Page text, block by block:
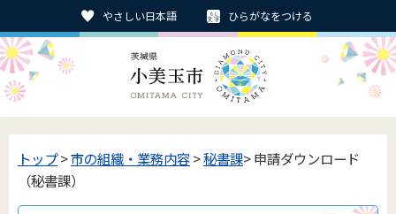
やさしい日本語 ひらがなをつける
トップ>市の組織・業務内容>秘書課> 申請ダウンロード
（秘書課）